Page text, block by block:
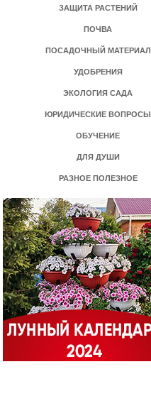
ЗАЩИТА РАСТЕНИЙ
ПОЧВА
ПОСАДОЧНЫЙ МАТЕРИАЛ
УДОБРЕНИЯ
ЭКОЛОГИЯ САДА
ЮРИДИЧЕСКИЕ ВОПРОСЫ
ОБУЧЕНИЕ
ДЛЯ ДУШИ
РАЗНОЕ ПОЛЕЗНОЕ